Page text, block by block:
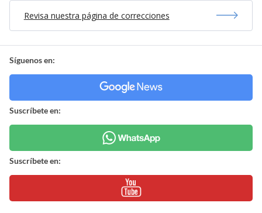
Revisa nuestra página de correcciones
Síguenos en:
Suscríbete en:
Suscríbete en: